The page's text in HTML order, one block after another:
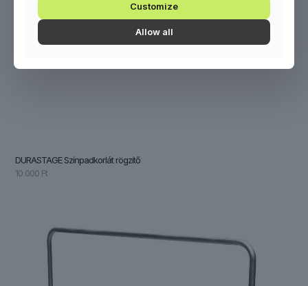
DURASTAGE Színpadkorlát rögzítő
10 000 Ft
Customize
Allow all